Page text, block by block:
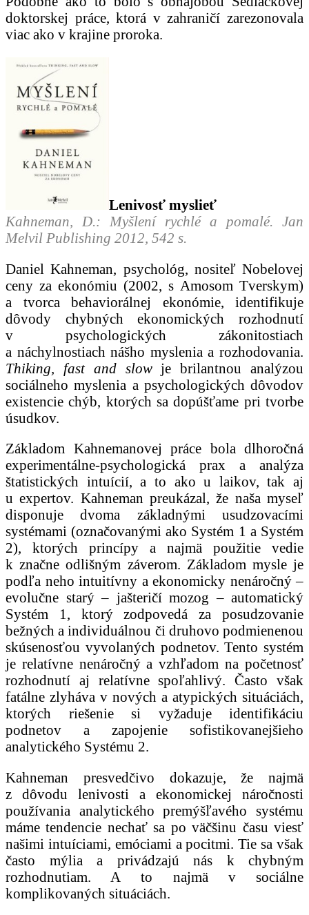
doktorskej práce, ktorá v zahraničí zarezonovala
viac ako v krajine proroka.
Lenivosť myslieť
Kahneman, D.: Myšlení rychlé a pomalé. Jan
Melvil Publishing 2012, 542 s.
Daniel Kahneman, psychológ, nositeľ Nobelovej
ceny za ekonómiu (2002, s Amosom Tverskym)
a tvorca behaviorálnej ekonómie, identifikuje
dôvody chybných ekonomických rozhodnutí
v psychologických zákonitostiach
a náchylnostiach nášho myslenia a rozhodovania.
Thiking, fast and slowje brilantnou analýzou
sociálneho myslenia a psychologických dôvodov
existencie chýb, ktorých sa dopúšťame pri tvorbe
úsudkov.
Základom Kahnemanovej práce bola dlhoročná
experimentálne-psychologická prax a analýza
štatistických intuícií, a to ako u laikov, tak aj
u expertov. Kahneman preukázal, že naša myseľ
disponuje dvoma základnými usudzovacími
systémami (označovanými ako Systém 1 a Systém
2), ktorých princípy a najmä použitie vedie
k značne odlišným záverom. Základom mysle je
podľa neho intuitívny a ekonomicky nenáročný –
evolučne starý – jašteričí mozog – automatický
Systém 1, ktorý zodpovedá za posudzovanie
bežných a individuálnou či druhovo podmienenou
skúsenosťou vyvolaných podnetov. Tento systém
je relatívne nenáročný a vzhľadom na početnosť
rozhodnutí aj relatívne spoľahlivý. Často však
fatálne zlyháva v nových a atypických situáciách,
ktorých riešenie si vyžaduje identifikáciu
podnetov a zapojenie sofistikovanejšieho
analytického Systému 2.
Kahneman presvedčivo dokazuje, že najmä
z dôvodu lenivosti a ekonomickej náročnosti
používania analytického premýšľavého systému
máme tendencie nechať sa po väčšinu času viesť
našimi intuíciami, emóciami a pocitmi. Tie sa však
často mýlia a privádzajú nás k chybným
rozhodnutiam. A to najmä v sociálne
komplikovaných situáciách.